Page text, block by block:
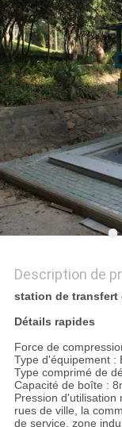
PLAN
DU
SITE
POLITIQUE
DE
Description de
station de transfert
Détails rapides
Force de
Type d'équipement :
Type comprimé de
Capacité de boîte :
Pression d'utilisation
rues de ville, la
de service, zone